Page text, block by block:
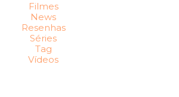
Filmes
News
Resenhas
Séries
Tag
Vídeos